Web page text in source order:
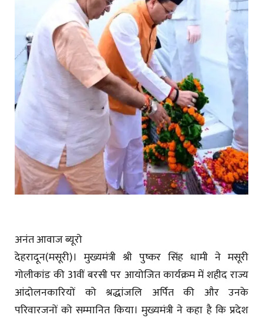
अनंत आवाज ब्यूरो
देहरादून(मसूरी)। मुख्यमंत्री श्री पुष्कर सिंह धामी ने मसूरी
गोलीकांड की 31वीं बरसी पर आयोजित कार्यक्रम में शहीद राज्य
आंदोलनकारियों को श्रद्धांजलि अर्पित की और उनके
परिवारजनों को सम्मानित किया। मुख्यमंत्री ने कहा है कि प्रदेश